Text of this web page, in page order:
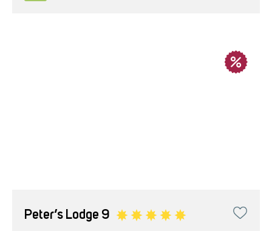
Peter’s Lodge 9